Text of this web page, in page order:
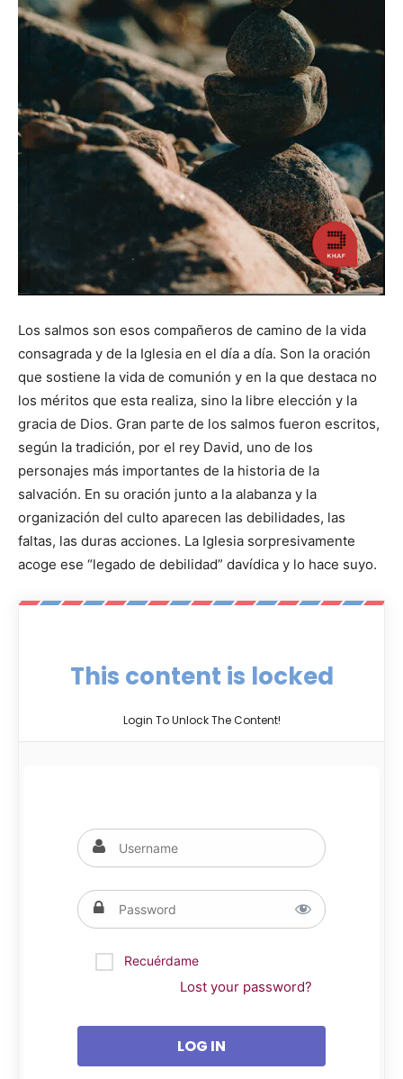
Los salmos son esos compañeros de camino de la vida
consagrada y de la Iglesia en el día a día. Son la oración
que sostiene la vida de comunión y en la que destaca no
los méritos que esta realiza, sino la libre elección y la
gracia de Dios. Gran parte de los salmos fueron escritos,
según la tradición, por el rey David, uno de los
personajes más importantes de la historia de la
salvación. En su oración junto a la alabanza y la
organización del culto aparecen las debilidades, las
faltas, las duras acciones. La Iglesia sorpresivamente
acoge ese “legado de debilidad” davídica y lo hace suyo.
This content is locked
Login To Unlock The Content!
Recuérdame
Lost your password?